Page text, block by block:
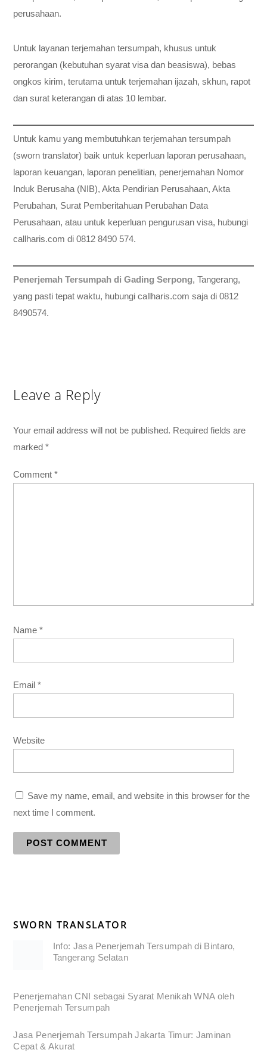
perusahaan.
Untuk layanan terjemahan tersumpah, khusus untuk
perorangan (kebutuhan syarat visa dan beasiswa), bebas
ongkos kirim, terutama untuk terjemahan ijazah, skhun, rapot
dan surat keterangan di atas 10 lembar.
Untuk kamu yang membutuhkan terjemahan tersumpah
(sworn translator) baik untuk keperluan laporan perusahaan,
laporan keuangan, laporan penelitian, penerjemahan Nomor
Induk Berusaha (NIB), Akta Pendirian Perusahaan, Akta
Perubahan, Surat Pemberitahuan Perubahan Data
Perusahaan, atau untuk keperluan pengurusan visa, hubungi
callharis.com di 0812 8490 574.
Penerjemah Tersumpah di Gading Serpong, Tangerang,
yang pasti tepat waktu, hubungi callharis.com saja di 0812
8490574.
Leave a Reply
Your email address will not be published. Required fields are
marked*
Comment*
Name*
Email*
Website
Save my name, email, and website in this browser for the
next time I comment.
SWORN TRANSLATOR
Info: Jasa Penerjemah Tersumpah di Bintaro,
Tangerang Selatan
Penerjemahan CNI sebagai Syarat Menikah WNA oleh
Penerjemah Tersumpah
Jasa Penerjemah Tersumpah Jakarta Timur: Jaminan
Cepat & Akurat